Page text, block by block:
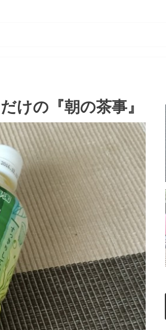
けの『朝の茶事』